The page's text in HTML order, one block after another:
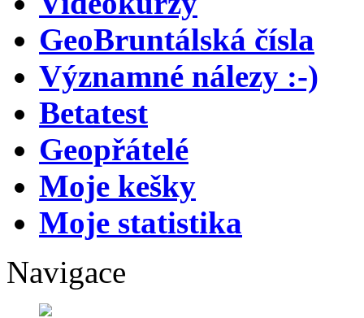
GeoBruntálská čísla
Významné nálezy :-)
Betatest
Geopřátelé
Moje kešky
Moje statistika
Navigace